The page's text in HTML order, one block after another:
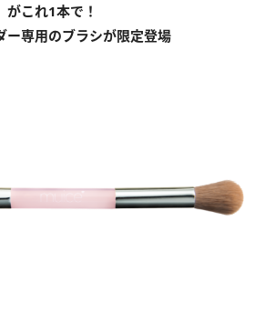
がこれ1本で！
ー専用のブラシが限定登場